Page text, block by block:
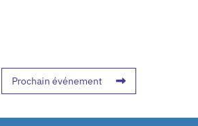
Prochain événement